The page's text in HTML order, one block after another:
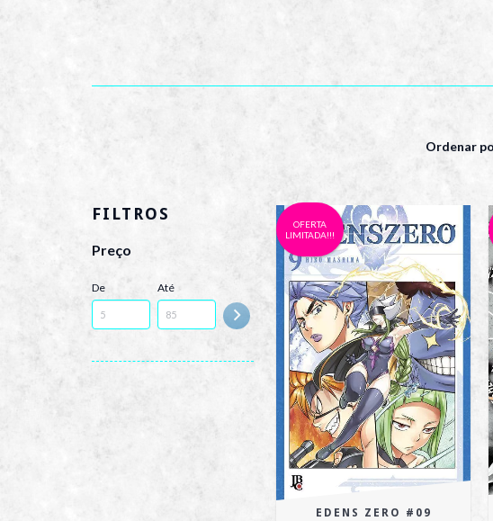
Ordenar
FILTROS
Preço
De Até
OFERTA
LIMITADA!!!
EDENS ZERO #09